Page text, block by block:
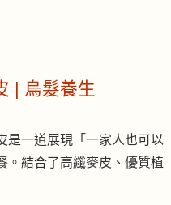
| 烏髮養生
是一道展現「一家人也可以
。結合了高纖麥皮、優質植